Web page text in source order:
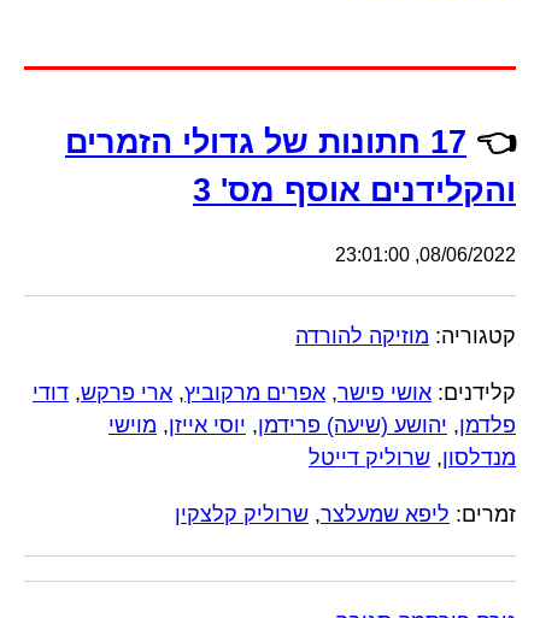
👈
17 חתונות של גדולי הזמרים
והקלידנים אוסף מס' 3
08/06/2022, 23:01:00
קטגוריה: מוזיקה להורדה
קלידנים: אושי פישר, אפרים מרקוביץ, ארי פרקש, דודי
פלדמן, יהושע (שיעה) פרידמן, יוסי אייזן, מוישי
מנדלסון, שרוליק דייטל
זמרים: ליפא שמעלצר, שרוליק קלצקין